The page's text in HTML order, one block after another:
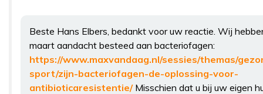
Beste Hans Elbers, bedankt voor uw reactie. Wij
maart aandacht besteed aan bacteriofagen:
https://www.maxvandaag.nl/sessies/themas/
sport/zijn-bacteriofagen-de-oplossing-voor-
antibioticaresistentie/Misschien dat u bij uw eigen